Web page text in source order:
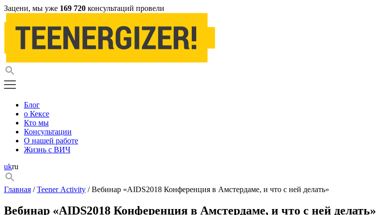
Зацени, мы уже 169 720 консультаций провели
Блог
о Кексе
Кто мы
Консультации
О нашей работе
Жизнь с ВИЧ
ukru
Главная /Teener Activity / Вебинар «AIDS2018 Конференция в Амстердаме, и что с ней делать»
Вебинар «AIDS2018 Конференция в Амстердаме, и что с ней делать»